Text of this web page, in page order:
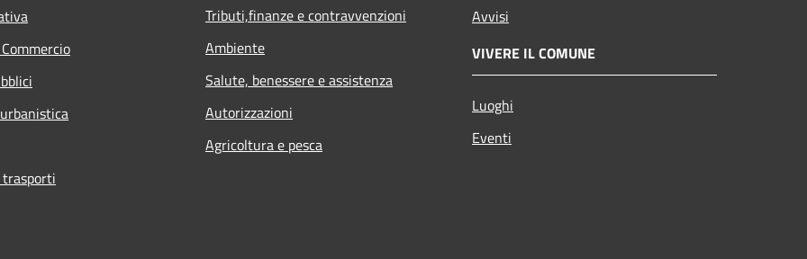
Tributi,finanze e contravvenzioni
Ambiente
Salute, benessere e assistenza
Autorizzazioni
Agricoltura e pesca
Avvisi
VIVERE IL COMUNE
Luoghi
Eventi